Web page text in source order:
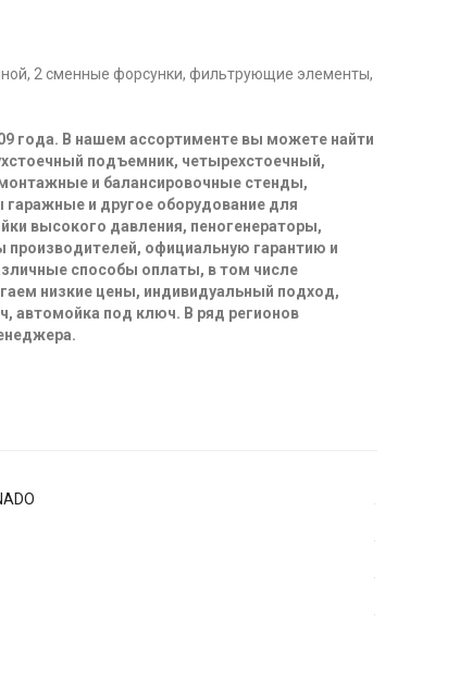
2 сменные форсунки, фильтрующие элементы,
года. В нашем ассортименте вы можете найти
подъемник, четырехстоечный,
и балансировочные стенды,
и другое оборудование для
высокого давления, пеногенераторы,
официальную гарантию и
способы оплаты, в том числе
низкие цены, индивидуальный подход,
автомойка под ключ. В ряд регионов